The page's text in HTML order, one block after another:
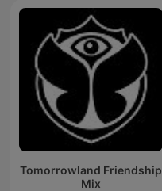
Tomorrowland Friendship
Mix